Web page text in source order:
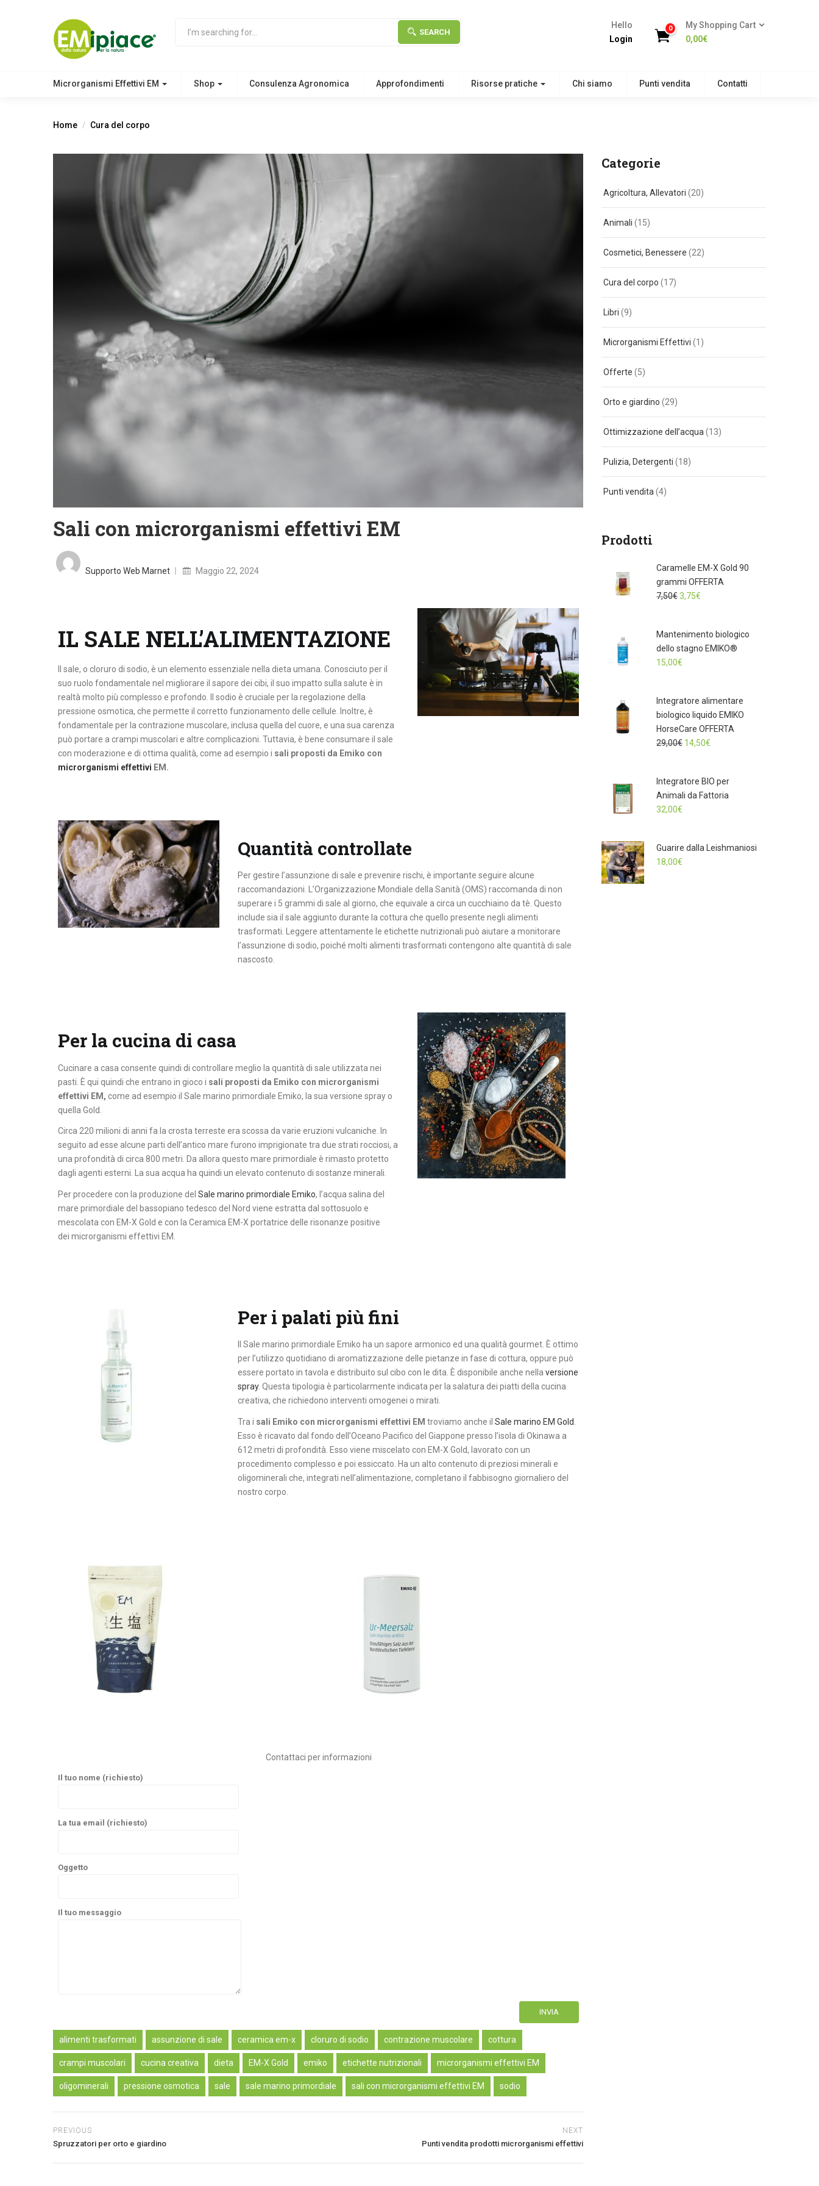
SEARCH
Hello
Login
0
My Shopping Cart
0,00€
Microrganismi Effettivi EM Shop Consulenza Agronomica Approfondimenti Risorse pratiche Chi siamo Punti vendita Contatti
Home Cura del corpo
Sali con microrganismi effettivi EM
Supporto Web Marnet
on
Maggio 22, 2024
IL SALE NELL’ALIMENTAZIONE
Il sale, o cloruro di sodio, è un elemento essenziale nella dieta umana. Conosciuto per il
suo ruolo fondamentale nel migliorare il sapore dei cibi, il suo impatto sulla salute è in
realtà molto più complesso e profondo. Il sodio è cruciale per la regolazione della
pressione osmotica, che permette il corretto funzionamento delle cellule. Inoltre, è
fondamentale per la contrazione muscolare, inclusa quella del cuore, e una sua carenza
può portare a crampi muscolari e altre complicazioni. Tuttavia, è bene consumare il sale
con moderazione e di ottima qualità, come ad esempio i sali proposti da Emiko con
microrganismi effettivi EM.
Quantità controllate
Per gestire l’assunzione di sale e prevenire rischi, è importante seguire alcune
raccomandazioni. L’Organizzazione Mondiale della Sanità (OMS) raccomanda di non
superare i 5 grammi di sale al giorno, che equivale a circa un cucchiaino da tè. Questo
include sia il sale aggiunto durante la cottura che quello presente negli alimenti
trasformati. Leggere attentamente le etichette nutrizionali può aiutare a monitorare
l’assunzione di sodio, poiché molti alimenti trasformati contengono alte quantità di sale
nascosto.
Per la cucina di casa
Cucinare a casa consente quindi di controllare meglio la quantità di sale utilizzata nei
pasti. È qui quindi che entrano in gioco i sali proposti da Emiko con microrganismi
effettivi EM, come ad esempio il Sale marino primordiale Emiko, la sua versione spray o
quella Gold.
Circa 220 milioni di anni fa la crosta terreste era scossa da varie eruzioni vulcaniche. In
seguito ad esse alcune parti dell’antico mare furono imprigionate tra due strati rocciosi, a
una profondità di circa 800 metri. Da allora questo mare primordiale è rimasto protetto
dagli agenti esterni. La sua acqua ha quindi un elevato contenuto di sostanze minerali.
Per procedere con la produzione del Sale marino primordiale Emiko, l’acqua salina del
mare primordiale del bassopiano tedesco del Nord viene estratta dal sottosuolo e
mescolata con EM-X Gold e con la Ceramica EM-X portatrice delle risonanze positive
dei microrganismi effettivi EM.
Per i palati più fini
Il Sale marino primordiale Emiko ha un sapore armonico ed una qualità gourmet. È ottimo
per l’utilizzo quotidiano di aromatizzazione delle pietanze in fase di cottura, oppure può
essere portato in tavola e distribuito sul cibo con le dita. È disponibile anche nella versione
spray. Questa tipologia è particolarmente indicata per la salatura dei piatti della cucina
creativa, che richiedono interventi omogenei o mirati.
Tra i sali Emiko con microrganismi effettivi EM troviamo anche il Sale marino EM Gold
Esso è ricavato dal fondo dell’Oceano Pacifico del Giappone presso l’isola di Okinawa a
612 metri di profondità. Esso viene miscelato con EM-X Gold, lavorato con un
procedimento complesso e poi essiccato. Ha un alto contenuto di preziosi minerali e
oligominerali che, integrati nell’alimentazione, completano il fabbisogno giornaliero del
nostro corpo.
Contattaci per informazioni
Il tuo nome (richiesto)
La tua email (richiesto)
Oggetto
Il tuo messaggio
alimenti trasformati assunzione di sale ceramica em-x cloruro di sodio contrazione muscolare cottura
crampi muscolari cucina creativa dieta EM-X Gold emiko etichette nutrizionali microrganismi effettivi EM
oligominerali pressione osmotica sale sale marino primordiale sali con microrganismi effettivi EM sodio
PREVIOUS
Spruzzatori per orto e giardino
NEXT
Punti vendita prodotti microrganismi effettivi
Categorie
Agricoltura, Allevatori (20)
Animali (15)
Cosmetici, Benessere (22)
Cura del corpo (17)
Libri (9)
Microrganismi Effettivi (1)
Offerte (5)
Orto e giardino (29)
Ottimizzazione dell’acqua (13)
Pulizia, Detergenti (18)
Punti vendita (4)
Prodotti
Caramelle EM-X Gold 90
grammi OFFERTA
7,50€Il
era:
7,50€.
3,75€
è:
3,75€.
Mantenimento biologico
dello stagno EMIKO®
15,00€
Integratore alimentare
biologico liquido EMIKO
HorseCare OFFERTA
29,00€ Il
era:
29,00€.
14,50€
è:
14,50€.
Integratore BIO per
Animali da Fattoria
32,00€
Guarire dalla Leishmaniosi
18,00€